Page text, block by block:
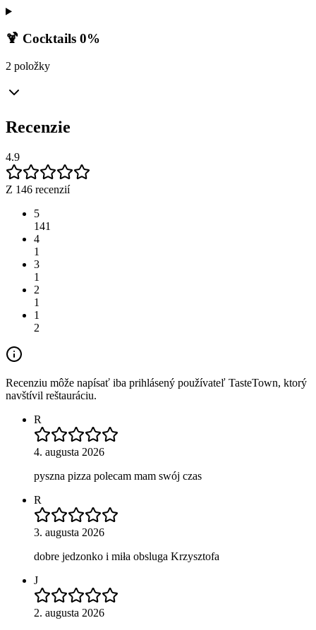
🍹 Cocktails 0%
2 položky
Recenzie
4.9
Z 146 recenzií
5
141
4
1
3
1
2
1
1
2
Recenziu môže napísať iba prihlásený používateľ TasteTown, ktorý
navštívil reštauráciu.
R
4. augusta 2026
pyszna pizza polecam mam swój czas
R
3. augusta 2026
dobre jedzonko i miła obsluga Krzysztofa
J
2. augusta 2026